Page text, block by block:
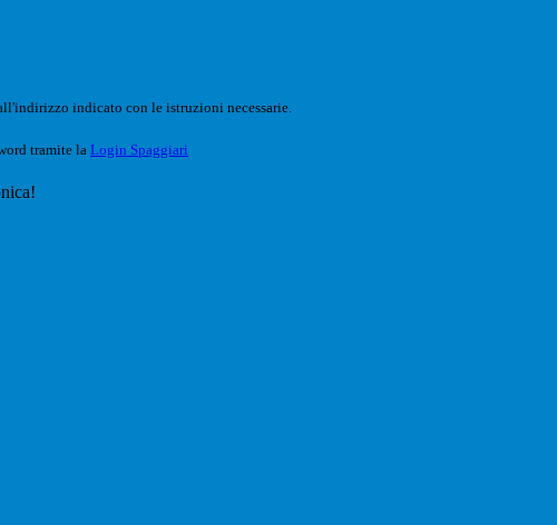
indicato con le istruzioni necessarie.
tramite la Login Spaggiari